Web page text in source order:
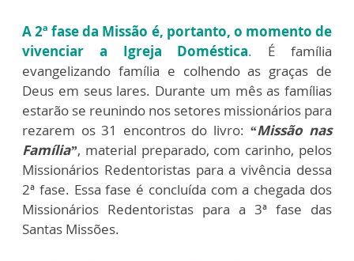
A 2ª fase da Missão é, portanto, o momento de
vivenciar a Igreja Doméstica. É família
evangelizando família e colhendo as graças de
Deus em seus lares. Durante um mês as famílias
estarão se reunindo nos setores missionários para
rezarem os 31 encontros do livro: “Missão nas
Família”, material preparado, com carinho, pelos
Missionários Redentoristas para a vivência dessa
2ª fase. Essa fase é concluída com a chegada dos
Missionários Redentoristas para a 3ª fase das
Santas Missões.